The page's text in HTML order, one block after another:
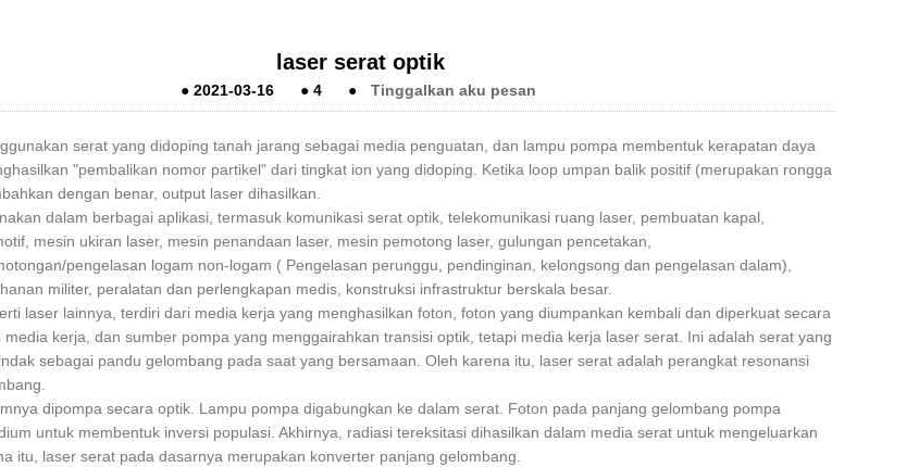
laser serat optik
●2021-03-16 ●4 ● Tinggalkan aku pesan
serat yang didoping tanah jarang sebagai media penguatan, dan lampu pompa membentuk kerapatan daya
"pembalikan nomor partikel" dari tingkat ion yang didoping. Ketika loop umpan balik positif (merupakan rongga
dengan benar, output laser dihasilkan.
dalam berbagai aplikasi, termasuk komunikasi serat optik, telekomunikasi ruang laser, pembuatan kapal,
mesin ukiran laser, mesin penandaan laser, mesin pemotong laser, gulungan pencetakan,
pengelasan logam non-logam ( Pengelasan perunggu, pendinginan, kelongsong dan pengelasan dalam),
militer, peralatan dan perlengkapan medis, konstruksi infrastruktur berskala besar.
laser lainnya, terdiri dari media kerja yang menghasilkan foton, foton yang diumpankan kembali dan diperkuat secara
media kerja, dan sumber pompa yang menggairahkan transisi optik, tetapi media kerja laser serat. Ini adalah serat yang
sebagai pandu gelombang pada saat yang bersamaan. Oleh karena itu, laser serat adalah perangkat resonansi
dipompa secara optik. Lampu pompa digabungkan ke dalam serat. Foton pada panjang gelombang pompa
untuk membentuk inversi populasi. Akhirnya, radiasi tereksitasi dihasilkan dalam media serat untuk mengeluarkan
itu, laser serat pada dasarnya merupakan konverter panjang gelombang.